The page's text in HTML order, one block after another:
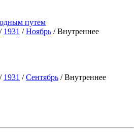
путем
/ 1931 /Ноябрь / Внутреннее
/ 1931 /Сентябрь / Внутреннее